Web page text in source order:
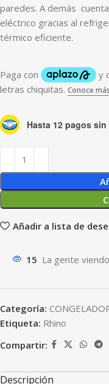
paredes. A demás
eléctrico gracias al
térmico eficiente.
Hasta 12 pagos sin
Añadir a lista de
15 La gente
Categoría:
Etiqueta: Rhino
Compartir:
Descripción